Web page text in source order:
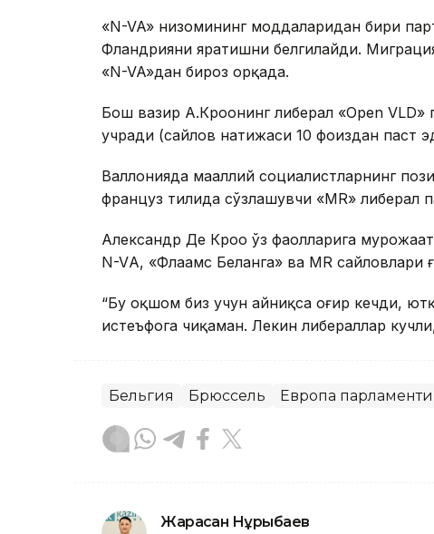
«N-VA» низомининг моддаларидан бири
Фландрияни яратишни белгилайди.
«N-VA»дан бироз орқада.
Бош вазир А.Кроонинг либерал «Оpen
учради (сайлов натижаси 10 фоиздан паст
Валлонияда маҳаллий социалистларнинг
француз тилида сўзлашувчи «MR» либерал
Александр Де Кроо ўз фаолларига
N-VА, «Флаамс Беланга» ва МR сайловлари
“Бу оқшом биз учун айниқса оғир кечди,
истеъфога чиқаман. Лекин либераллар
Бельгия Брюссель Европа парламенти
Жарасқан Нұрыбаев